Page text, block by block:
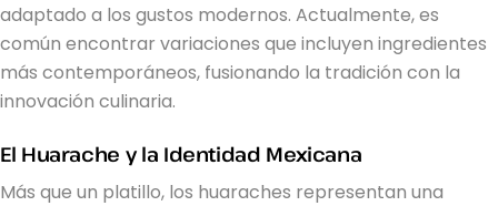
adaptado a los gustos modernos. Actualmente, es
común encontrar variaciones que incluyen ingredientes
más contemporáneos, fusionando la tradición con la
innovación culinaria.
El Huarache y la Identidad Mexicana
Más que un platillo, los huaraches representan una